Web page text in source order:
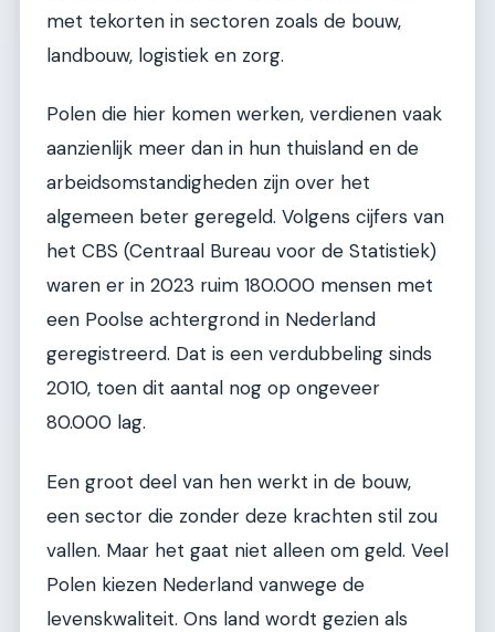
met tekorten in sectoren zoals de bouw,
landbouw, logistiek en zorg.
Polen die hier komen werken, verdienen vaak
aanzienlijk meer dan in hun thuisland en de
arbeidsomstandigheden zijn over het
algemeen beter geregeld. Volgens cijfers van
het CBS (Centraal Bureau voor de Statistiek)
waren er in 2023 ruim 180.000 mensen met
een Poolse achtergrond in Nederland
geregistreerd. Dat is een verdubbeling sinds
2010, toen dit aantal nog op ongeveer
80.000 lag.
Een groot deel van hen werkt in de bouw,
een sector die zonder deze krachten stil zou
vallen. Maar het gaat niet alleen om geld. Veel
Polen kiezen Nederland vanwege de
levenskwaliteit. Ons land wordt gezien als